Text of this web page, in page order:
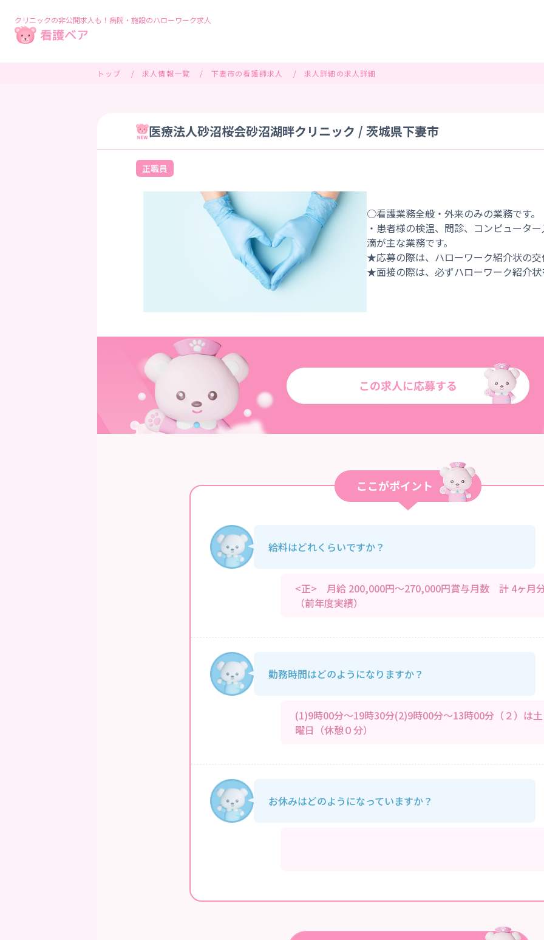
クリニックの非公開求人も！病院・施設のハローワーク求人
トップ 求人情報一覧 下妻市の看護師求人 求人詳細の求人詳細
医療法人砂沼桜会砂沼湖畔クリニック / 茨城県下妻市
正職員
○看護業務全般・外来のみの業務です。
・患者様の検温、問診、コンピュータ
滴が主な業務です。
★応募の際は、ハローワーク紹介状の
給料はどれくらいですか？
<正> 月給 200,000円～270,000円賞与月数 計 4ヶ月
（前年度実績）
勤務時間はどのようになりますか？
(1)9時00分～19時30分(2)9時00分～13時00分（２）は土
曜日（休憩０分）
お休みはどのようになっていますか？